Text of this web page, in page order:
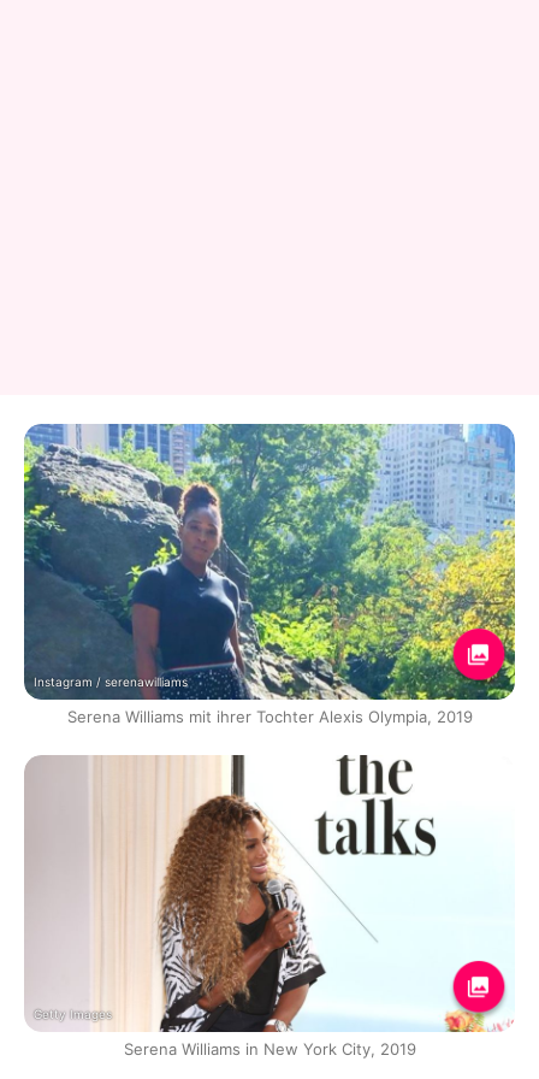
Instagram / serenawilliams
Serena Williams mit ihrer Tochter Alexis Olympia, 2019
Getty Images
Serena Williams in New York City, 2019